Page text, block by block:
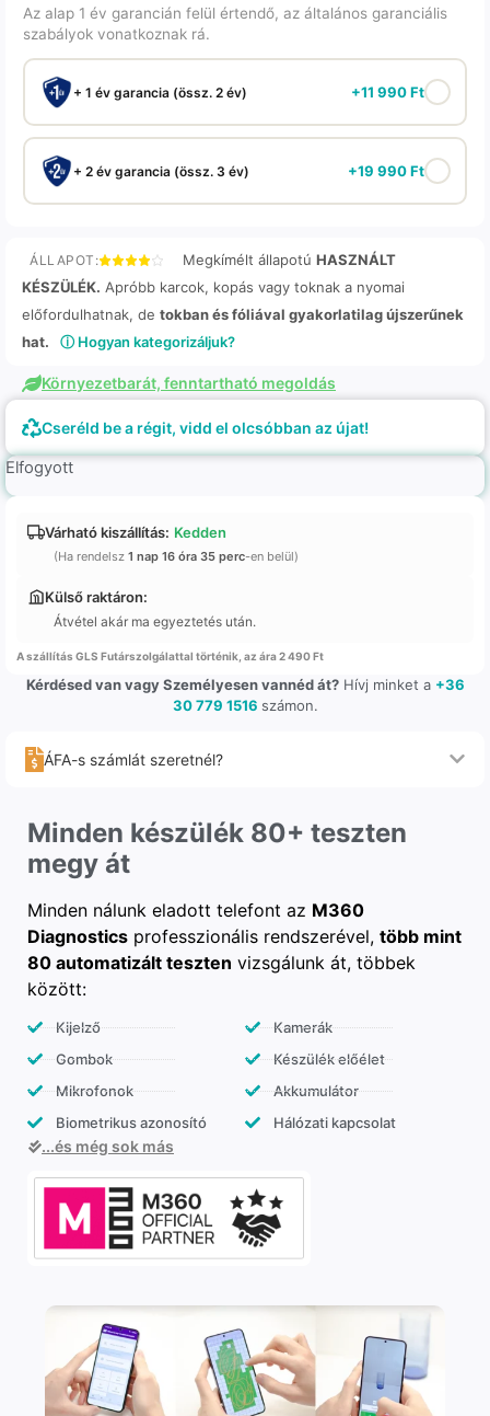
Az alap 1 év garancián felül értendő, az általános garanciális
szabályok vonatkoznak rá.
+ 1 év garancia (össz. 2 év) +11 990Ft
+ 2 év garancia (össz. 3 év) +19 990Ft
ÁLLAPOT: Megkímélt állapotú HASZNÁLT
KÉSZÜLÉK. Apróbb karcok, kopás vagy toknak a nyomai
előfordulhatnak, de tokban és fóliával gyakorlatilag újszerűnek
hat.
ⓘ Hogyan kategorizáljuk?
Környezetbarát, fenntartható megoldás
Cseréld be a régit, vidd el olcsóbban az újat!
Elfogyott
Várható kiszállítás: Kedden
(Ha rendelsz 1 nap 16 óra 35 perc-en belül)
Külső raktáron:
Átvétel akár ma egyeztetés után.
A szállítás GLS Futárszolgálattal történik, az ára 2 490 Ft
Kérdésed van vagy Személyesen vannéd át?Hívj minket a +36
30 779 1516 számon.
ÁFA-s számlát szeretnél?
Minden készülék 80+ teszten
megy át
Minden nálunk eladott telefont az M360
Diagnostics professzionális rendszerével, több mint
80 automatizált teszten vizsgálunk át, többek
között:
Kijelző
Gombok
Mikrofonok
Biometrikus azonosító
Kamerák
Készülék előélet
Akkumulátor
Hálózati kapcsolat
...és még sok más